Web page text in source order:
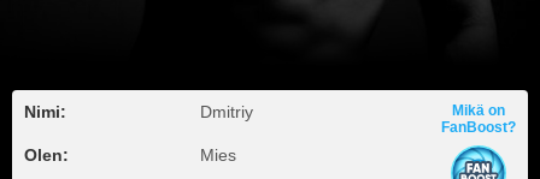
Nimi: Dmitriy
Olen: Mies
Mikä on
FanBoost?